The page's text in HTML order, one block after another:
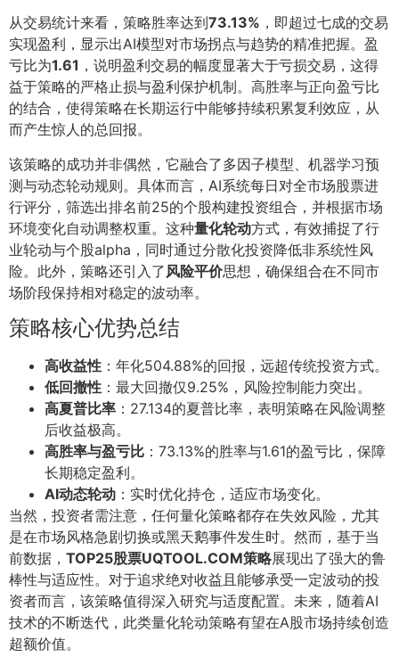
从交易统计来看，策略胜率达到73.13% ，即超过七成的交易
实现盈利，显示出AI模型对市场拐点与趋势的精准把握。盈
亏比为1.61 ，说明盈利交易的幅度显著大于亏损交易，这得
益于策略的严格止损与盈利保护机制。高胜率与正向盈亏比
的结合，使得策略在长期运行中能够持续积累复利效应，从
而产生惊人的总回报。
该策略的成功并非偶然，它融合了多因子模型、机器学习预
测与动态轮动规则。具体而言，AI系统每日对全市场股票进
行评分，筛选出排名前25的个股构建投资组合，并根据市场
环境变化自动调整权重。这种量化轮动方式，有效捕捉了行
业轮动与个股alpha，同时通过分散化投资降低非系统性风
险。此外，策略还引入了 风险平价思想，确保组合在不同市
场阶段保持相对稳定的波动率。
策略核心优势总结
高收益性 ：年化504.88%的回报，远超传统投资方式。
低回撤性 ：最大回撤仅9.25%，风险控制能力突出。
高夏普比率 ：27.134的夏普比率，表明策略在风险调整
后收益极高。
高胜率与盈亏比 ：73.13%的胜率与1.61的盈亏比，保障
长期稳定盈利。
AI动态轮动 ：实时优化持仓，适应市场变化。
当然，投资者需注意，任何量化策略都存在失效风险，尤其
是在市场风格急剧切换或黑天鹅事件发生时。然而，基于当
前数据， TOP25股票UQTOOL.COM策略展现出了强大的鲁
棒性与适应性。对于追求绝对收益且能够承受一定波动的投
资者而言，该策略值得深入研究与适度配置。未来，随着AI
技术的不断迭代，此类量化轮动策略有望在A股市场持续创造
超额价值。